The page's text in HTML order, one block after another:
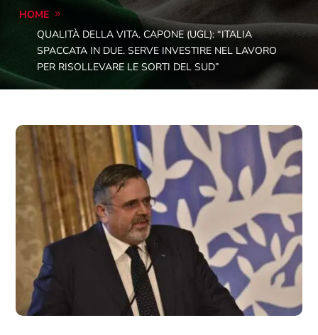
HOME
QUALITÀ DELLA VITA. CAPONE (UGL): “ITALIA
SPACCATA IN DUE. SERVE INVESTIRE NEL LAVORO
PER RISOLLEVARE LE SORTI DEL SUD”